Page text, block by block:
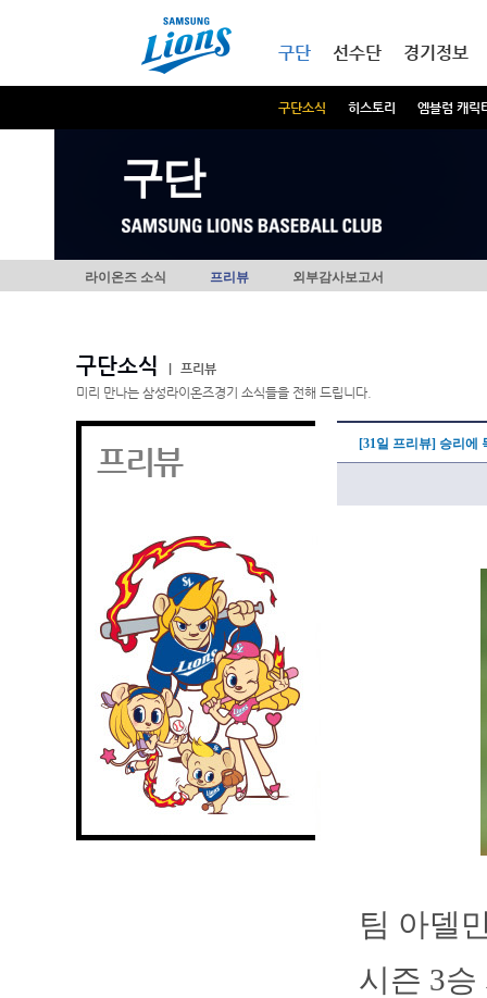
구단
구단소식 히스토리 엠블럼 캐릭
선수단 경기정보
구단
라이온즈 소식 프리뷰 외부감사보고서
구단소식
프리뷰
미리 만나는 삼성라이온즈경기 소식들을 전해 드립니다.
프리뷰 [31일 프리뷰] 승리에
팀 아델
시즌 3